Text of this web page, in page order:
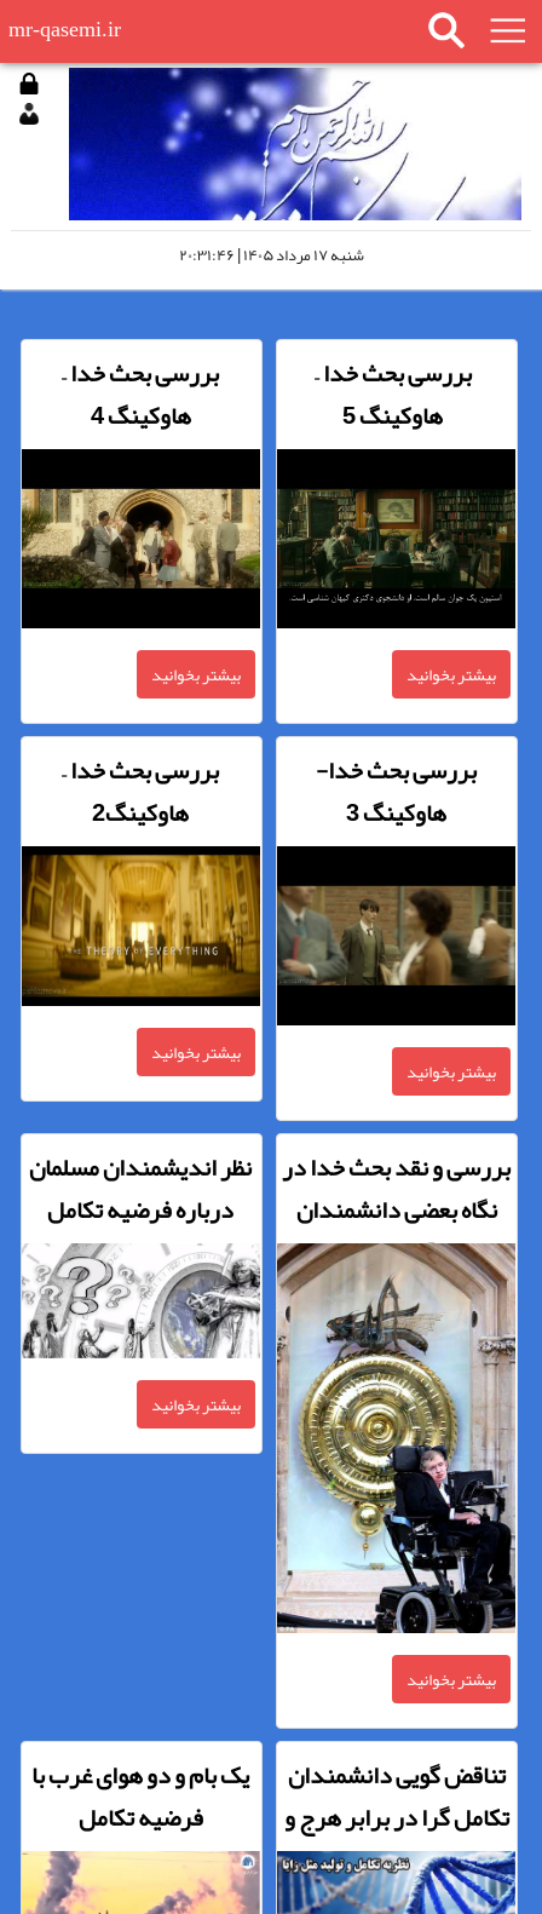
mr-qasemi.ir
شنبه ۱۷ مرداد ۱۴۰۵ | ۲۰:۳۱:۴۶
بررسی بحث خدا –
هاوکینگ 5
بیشتر بخوانید
بررسی بحث خدا –
هاوکینگ 4
بیشتر بخوانید
بررسی بحث خدا-
هاوکینگ 3
بیشتر بخوانید
بررسی بحث خدا –
هاوکینگ2
بیشتر بخوانید
بررسی و نقد بحث خدا در
نگاه بعضی دانشمندان
آتئیست
بیشتر بخوانید
نظر اندیشمندان مسلمان
درباره فرضیه تکامل
بیشتر بخوانید
تناقض گویی دانشمندان
تکامل گرا در برابر هرج و
مرج جنسی
یک بام و دو هوای غرب با
فرضیه تکامل